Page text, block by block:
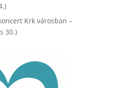
Krk városban –
30.)